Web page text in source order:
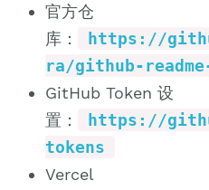
官方仓
库：
https://
ra/github-
GitHub Token 设
置：
https://
tokens
Vercel